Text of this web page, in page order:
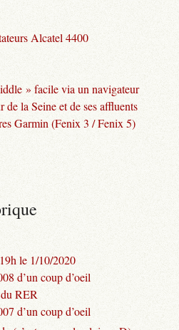
Alcatel 4400
» facile via un navigateur
de la Seine et de ses affluents
Garmin (Fenix 3 / Fenix 5)
le 1/10/2020
d’un coup d’oeil
RER
d’un coup d’oeil